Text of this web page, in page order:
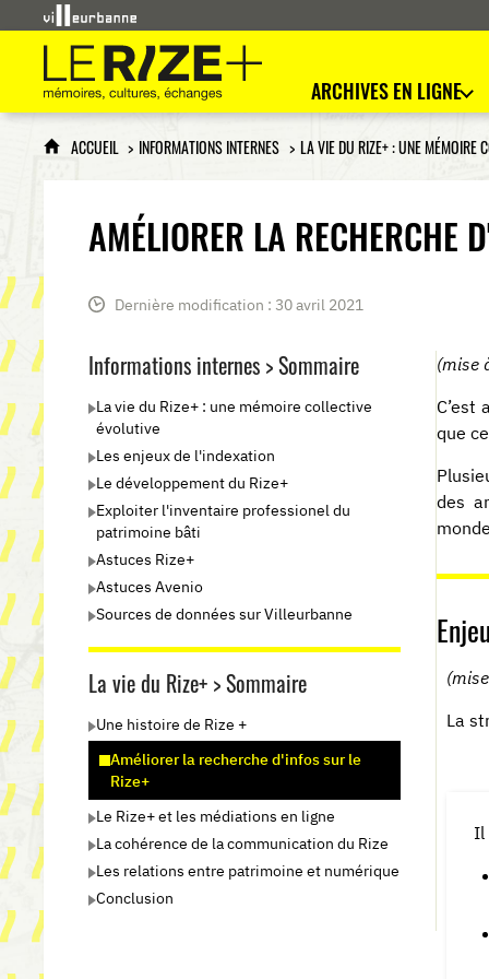
Le Rize+
mémoires, cultures, échanges
ARCHIVES EN LIGNE
ACCUEIL INFORMATIONS INTERNES LA VIE DU RIZE+ : UNE MÉMOIRE
AMÉLIORER LA RECHERCHE
Dernière modification : 30 avril 2021
(mise
que
des
La
Il
Informations internes > Sommaire
La vie du Rize+ : une mémoire collective
évolutive
Les enjeux de l'indexation
Le développement du Rize+
Exploiter l'inventaire professionel du
patrimoine bâti
Astuces Rize+
Astuces Avenio
Sources de données sur Villeurbanne
La vie du Rize+ > Sommaire
Une histoire de Rize +
Améliorer la recherche d'infos sur le
Rize+
Le Rize+ et les médiations en ligne
La cohérence de la communication du Rize
Les relations entre patrimoine et numérique
Conclusion